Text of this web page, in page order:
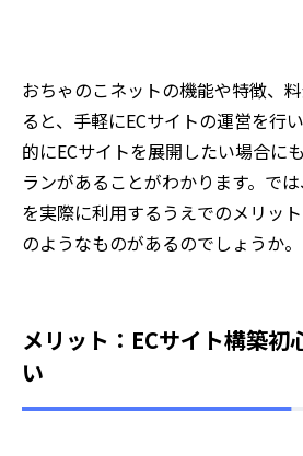
おちゃのこネットの機能や特徴、
ると、手軽にECサイトの運営を行
的にECサイトを展開したい場合に
ランがあることがわかります。で
を実際に利用するうえでのメリッ
のようなものがあるのでしょうか。
メリット：ECサイト構築初
い